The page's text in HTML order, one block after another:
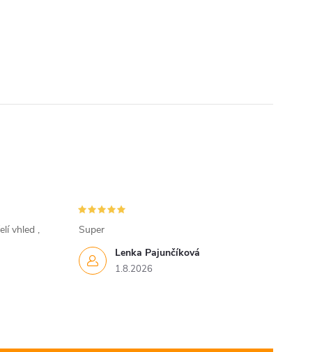
vhled ,
Lenka Pajunčíková
1.8.2026
Super